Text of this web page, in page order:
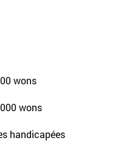
wons
wons
handicapées